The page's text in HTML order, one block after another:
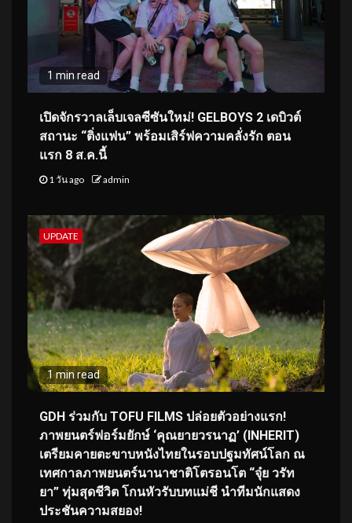
1 min read
เปิดจักรวาลเล็บเจลซีซันใหม่! GELBOYS 2 เดบิวต์
สถานะ “ติ่งแฟน” พร้อมเสิร์ฟความคลั่งรัก ตอน
แรก 8 ส.ค.นี้
1 วัน ago admin
UPDATE
1 min read
GDH ร่วมกับ TOFU FILMS ปล่อยตัวอย่างแรก!
ภาพยนตร์ฟอร์มยักษ์ ‘คุณยายวรนาฏ’ (INHERIT)
เตรียมคายตะขาบหนังไทยในรอบปฐมทัศน์โลก ณ
เทศกาลภาพยนตร์นานาชาติโตรอนโต “จุ๋ย วรัท
ยา” ทุ่มสุดชีวิต โกนหัวรับบทแม่ชี นำทีมนักแสดง
ประชันความสยอง!